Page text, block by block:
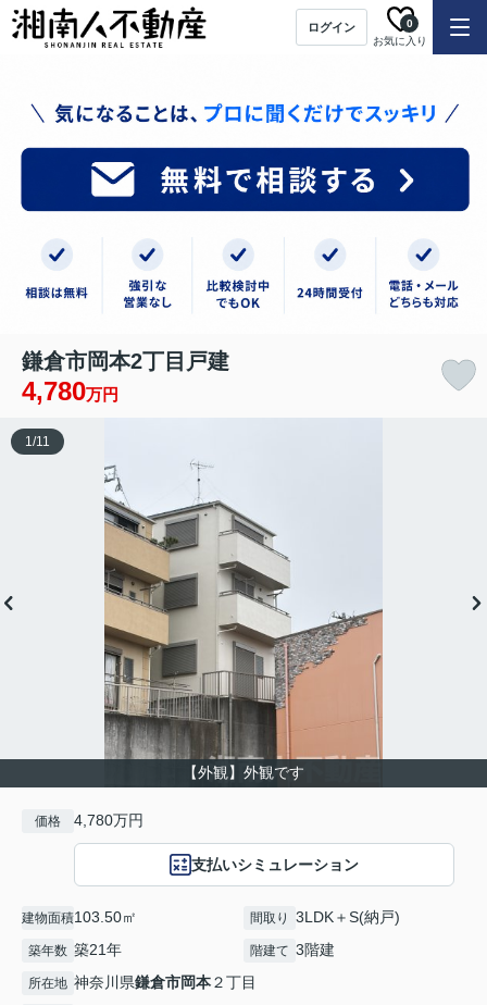
ログイン
お気に入り
0
鎌倉市岡本2丁目戸建
4,780万円
【外観】外観です
1/11
価格 4,780万円
支払いシミュレーション
建物面積103.50㎡ 間取り 3LDK＋S(納戸)
築年数 築21年 階建て 3階建
所在地 神奈川県鎌倉市岡本２丁目